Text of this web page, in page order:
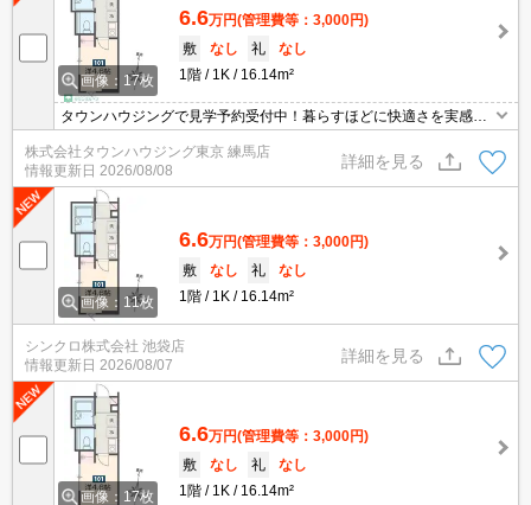
画像：17枚
6.6万円(管理費等：3,000円)
敷
なし 礼
なし
1階
1K 16.14m²
タウンハウジングで見学予約受付中！暮らすほどに快適さを実感で
きる設備仕様！駅前商業施設の多さ！日常の買い物に便利！
株式会社タウンハウジング東京 練馬店
情報更新日 2026/08/08
詳細を見る
画像：11枚
6.6万円(管理費等：3,000円)
敷
なし 礼
なし
1階
1K 16.14m²
シンクロ株式会社 池袋店
情報更新日 2026/08/07
詳細を見る
画像：17枚
6.6万円(管理費等：3,000円)
敷
なし 礼
なし
1階
1K 16.14m²